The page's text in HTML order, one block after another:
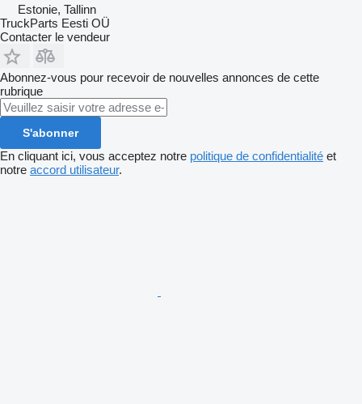
Estonie, Tallinn
TruckParts Eesti OÜ
Contacter le vendeur
Abonnez-vous pour recevoir de nouvelles annonces de cette
rubrique
S'abonner
En cliquant ici, vous acceptez notre politique de confidentialité et
notre accord utilisateur.